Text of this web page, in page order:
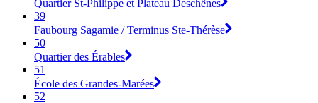
Quartier St-Philippe et Plateau Deschênes
39
Faubourg Sagamie / Terminus Ste-Thérèse
50
Quartier des Érables
51
École des Grandes-Marées
52